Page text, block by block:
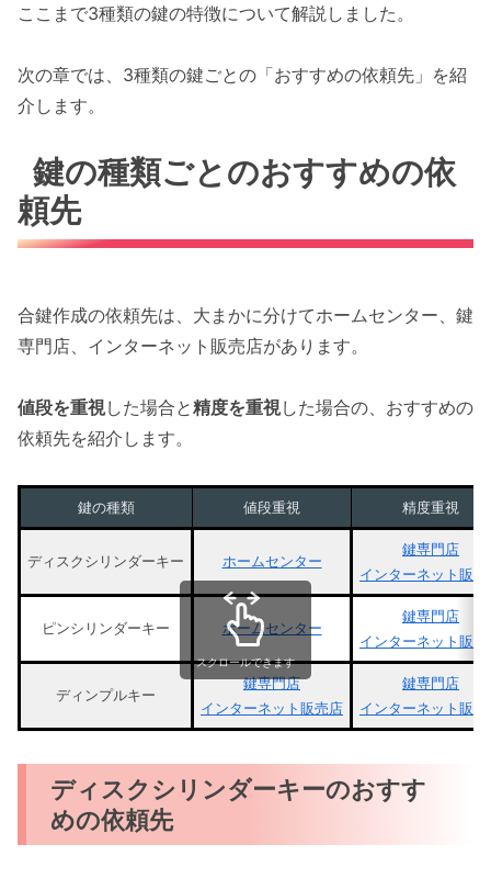
ここまで3種類の鍵の特徴について解説しました。
次の章では、3種類の鍵ごとの「おすすめの依頼先」を紹
介します。
鍵の種類ごとのおすすめの依
頼先
合鍵作成の依頼先は、大まかに分けてホームセンター、鍵
専門店、インターネット販売店があります。
値段を重視した場合と精度を重視した場合の、おすすめの
依頼先を紹介します。
鍵の種類 値段重視 精度重視
ディスクシリンダーキー ホームセンター
鍵専門店
インターネット販売
ピンシリンダーキー ホームセンター
鍵専門店
インターネット販売
ディンプルキー
鍵専門店
インターネット販売店
鍵専門店
インターネット販売
スクロールできます
ディスクシリンダーキーのおすす
めの依頼先